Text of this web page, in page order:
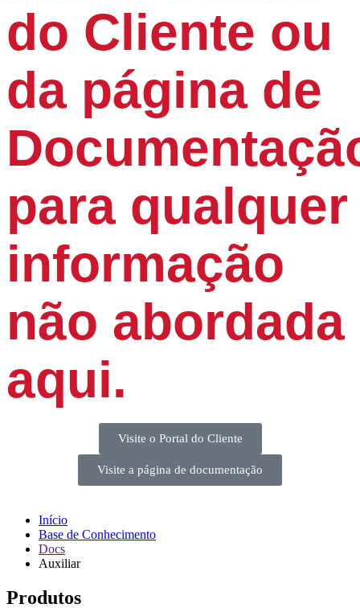
do Cliente ou
da página de
para qualquer
informação
não abordada
aqui.
Visite o Portal do Cliente
Visite a página de documentação
Início
Base de Conhecimento
Docs
Auxiliar
Produtos